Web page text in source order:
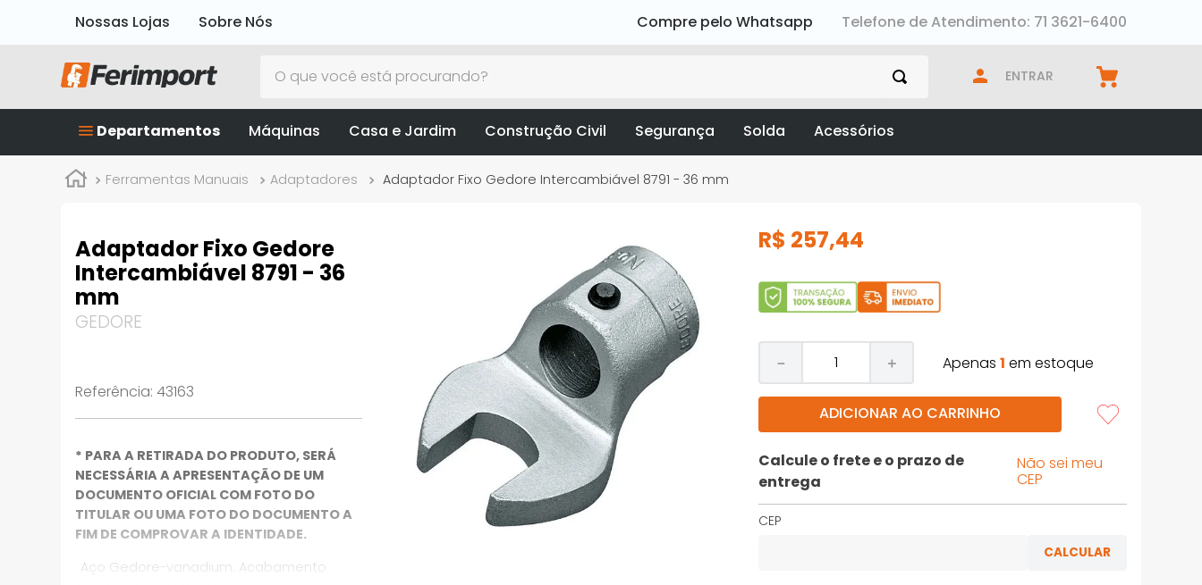
Nossas Lojas Sobre Nós Compre pelo Whatsapp
Telefone de Atendimento: 71 3621-6400
ENTRAR
Departamentos Máquinas Casa e Jardim Construção Civil Segurança Solda Acessórios
Ferramentas Manuais Adaptadores Adaptador Fixo Gedore Intercambiável 8791 - 36 mm
Adaptador Fixo Gedore
Intercambiável 8791 - 36
mm
GEDORE
Referência: 43163
* PARA A RETIRADA DO PRODUTO, SERÁ
NECESSÁRIA A APRESENTAÇÃO DE UM
DOCUMENTO OFICIAL COM FOTO DO
TITULAR OU UMA FOTO DO DOCUMENTO A
FIM DE COMPROVAR A IDENTIDADE.
· Aço Gedore-vanadium. Acabamento
R$ 257,44
＋
－ Apenas1 em estoque
ADICIONAR AO CARRINHO
Calcule o frete e o prazo de
entrega
Não sei meu
CEP
CEP